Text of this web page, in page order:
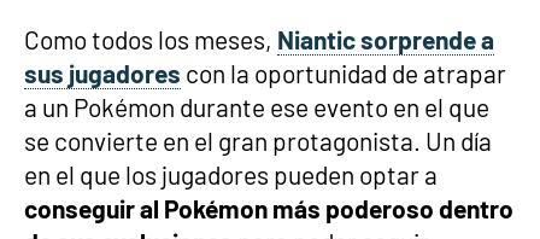
Como todos los meses, Niantic sorprende a
sus jugadores con la oportunidad de atrapar
a un Pokémon durante ese evento en el que
se convierte en el gran protagonista. Un día
en el que los jugadores pueden optar a
conseguir al Pokémon más poderoso dentro